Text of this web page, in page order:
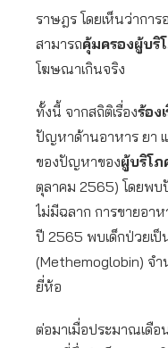
ราษฎร โดยเห็นว่ากา
สามารถคุ้มครองผู้บริ
โฆษณาเกินจริง
ทั้งนี้ จากสถิติเรื่องร้อง
ปัญหาด้านอาหาร ยา
ของปัญหาของผู้บริโภ
ตุลาคม 2565) โดยพ
ไม่มีฉลาก การขายอา
ปี 2565 พบเด็กป่วยเป็
(Methemoglobin) จ
ยี่ห้อ
ต่อมาเมื่อประมาณเดื